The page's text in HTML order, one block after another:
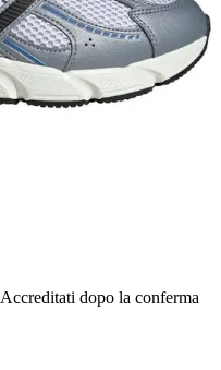
Accreditati dopo la conferma